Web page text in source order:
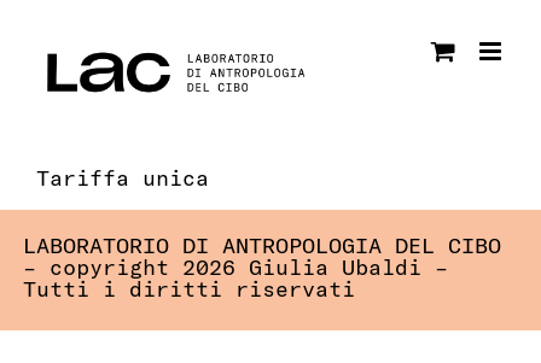
contenuto
Tariffa unica
LABORATORIO DI ANTROPOLOGIA DEL CIBO
– copyright 2026 Giulia Ubaldi –
Tutti i diritti riservati